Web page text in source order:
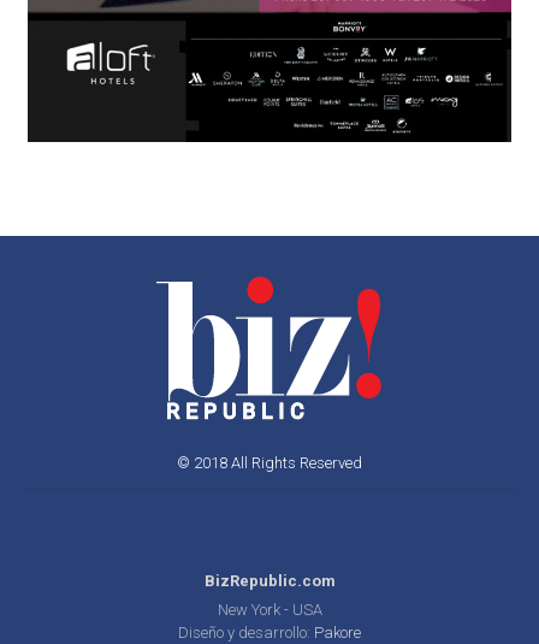
© 2018 All Rights Reserved
BizRepublic.com
New York - USA
Diseño y desarrollo: Pakore